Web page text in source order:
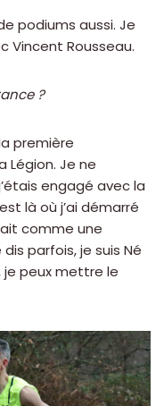
podiums aussi. Je
Vincent Rousseau.
?
première
Légion. Je ne
engagé avec la
là où j’ai démarré
comme une
parfois, je suis Né
je peux mettre le